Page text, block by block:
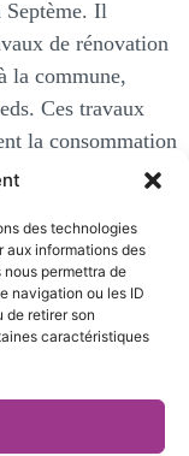
des technologies
informations des
permettra de
navigation ou les ID
de retirer son
caractéristiques
Septème. Il
de rénovation
la commune,
Ces travaux
la consommation
par TE38 par